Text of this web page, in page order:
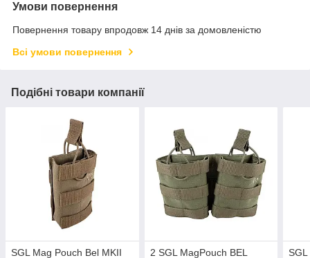
Умови повернення
Повернення товару впродовж 14 днів за домовленістю
Всі умови повернення
Подібні товари компанії
SGL Mag Pouch Bel MKII
2 SGL MagPouch BEL